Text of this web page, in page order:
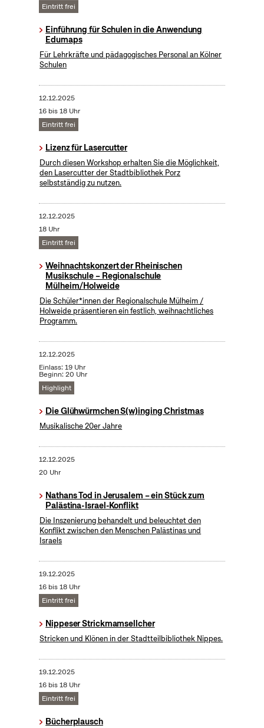
Eintritt frei
Einführung für Schulen in die Anwendung
Edumaps
Für Lehrkräfte und pädagogisches Personal an Kölner
Schulen
12.12.2025
16 bis 18 Uhr
Eintritt frei
Lizenz für Lasercutter
Durch diesen Workshop erhalten Sie die Möglichkeit,
den Lasercutter der Stadtbibliothek Porz
selbstständig zu nutzen.
12.12.2025
18 Uhr
Eintritt frei
Weihnachtskonzert der Rheinischen
Musikschule – Regionalschule
Mülheim/Holweide
Die Schüler*innen der Regionalschule Mülheim /
Holweide präsentieren ein festlich, weihnachtliches
Programm.
12.12.2025
Einlass: 19 Uhr
Beginn: 20 Uhr
Highlight
Die Glühwürmchen S(w)inging Christmas
Musikalische 20er Jahre
12.12.2025
20 Uhr
Nathans Tod in Jerusalem – ein Stück zum
Palästina-Israel-Konflikt
Die Inszenierung behandelt und beleuchtet den
Konflikt zwischen den Menschen Palästinas und
Israels
19.12.2025
16 bis 18 Uhr
Eintritt frei
Nippeser Strickmamsellcher
Stricken und Klönen in der Stadtteilbibliothek Nippes.
19.12.2025
16 bis 18 Uhr
Eintritt frei
Bücherplausch